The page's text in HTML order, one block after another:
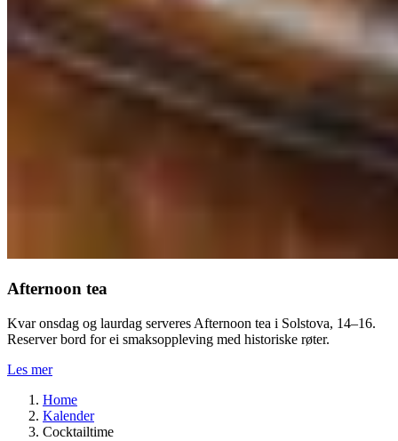
Afternoon tea
Kvar onsdag og laurdag serveres Afternoon tea i Solstova, 14–16.
Reserver bord for ei smaksoppleving med historiske røter.
Les mer
Home
Kalender
Cocktailtime